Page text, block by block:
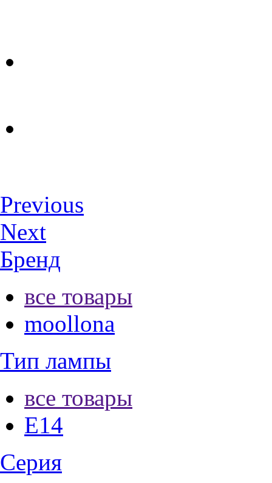
Previous
Next
Бренд
все товары
moollona
Тип лампы
все товары
E14
Серия